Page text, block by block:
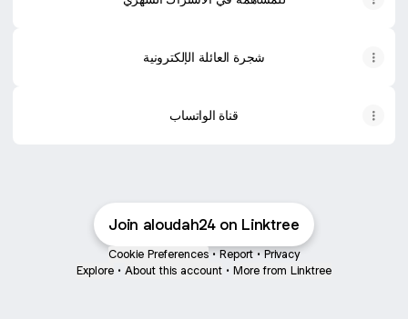
شجرة العائلة الإلكترونية
قناة الواتساب
Join aloudah24 on Linktree
Cookie Preferences • Report • Privacy
Explore • About this account • More from Linktree